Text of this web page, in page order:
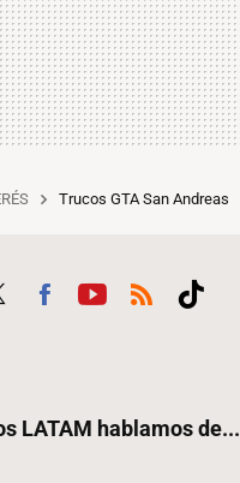
Trucos GTA San Andreas
LATAM hablamos de...